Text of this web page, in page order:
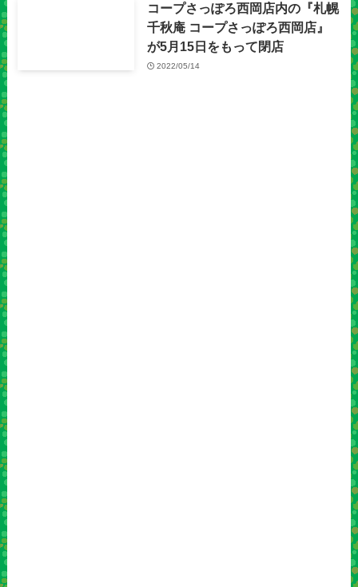
コープさっぽろ西岡店内の『札幌
千秋庵 コープさっぽろ西岡店』
が5月15日をもって閉店
2022/05/14